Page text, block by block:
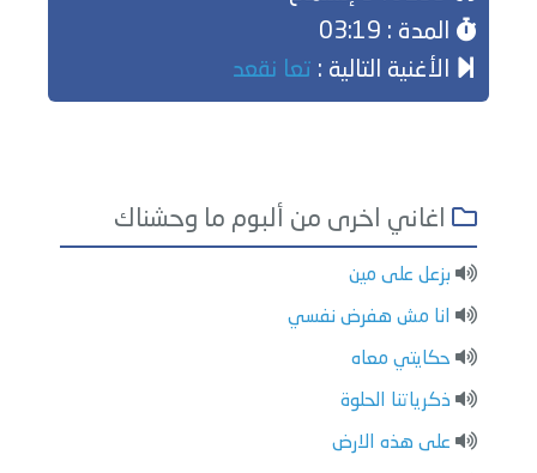
المدة : 03:19
الأغنية التالية : تعا نقعد
اغاني اخرى من ألبوم ما وحشناك
بزعل على مين
انا مش هفرض نفسي
حكايتي معاه
ذكرياتنا الحلوة
على هذه الارض